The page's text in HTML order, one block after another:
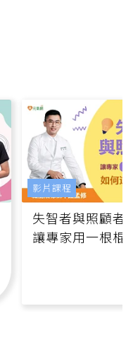
失智者與照顧者
讓專家用一根棍
影片課程